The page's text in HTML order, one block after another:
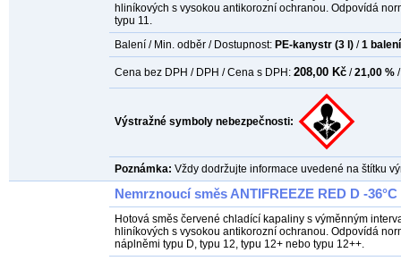
hliníkových s vysokou antikorozní ochranou. Odpovídá
typu 11.
Balení / Min. odběr / Dostupnost: PE-kanystr (3 l) / 1 balení
Cena bez DPH / DPH / Cena s DPH: 208,00 Kč / 21,00 % /
Výstražné symboly nebezpečnosti:
Poznámka: Vždy dodržujte informace uvedené na štítku
Nemrznoucí směs ANTIFREEZE RED D -
Hotová směs červené chladící kapaliny s výměnným
hliníkových s vysokou antikorozní ochranou. Odpovídá
náplněmi typu D, typu 12, typu 12+ nebo typu 12++.